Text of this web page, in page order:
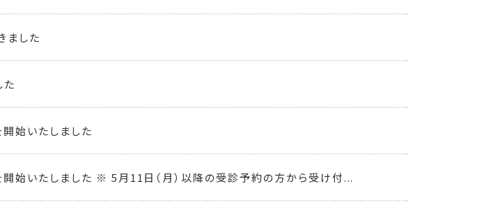
ました
た
始いたしました
始いたしました ※ 5月11日（月）以降の受診予約の方から受け付...